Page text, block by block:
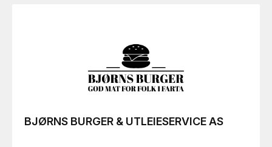
BJØRNS BURGER & UTLEIESERVICE AS